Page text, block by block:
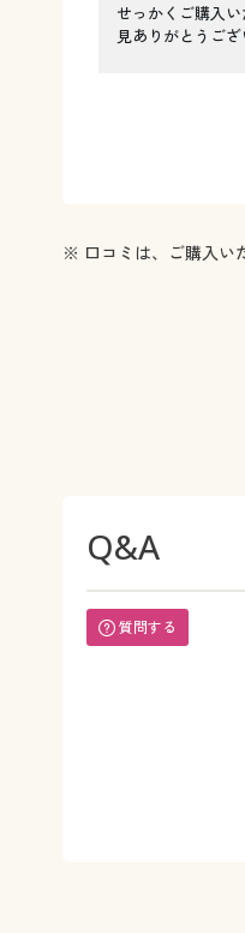
せっかくご購入
見ありがとうござ
※ 口コミは、ご購入い
Q&A
質問する